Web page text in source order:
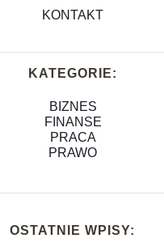
KONTAKT
KATEGORIE:
BIZNES
FINANSE
PRACA
PRAWO
OSTATNIE WPISY: